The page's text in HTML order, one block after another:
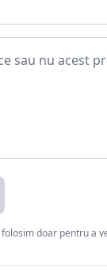
doar pentru a